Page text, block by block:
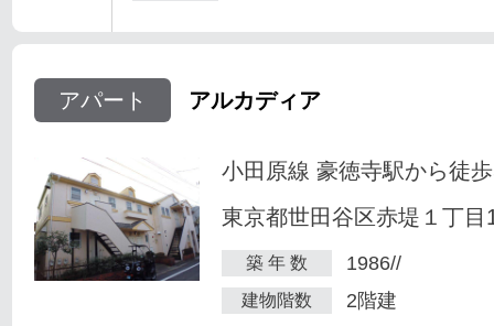
アパート アルカディア
小田原線 豪徳寺駅から徒
東京都世田谷区赤堤１丁目
築 年 数 1986//
建物階数 2階建